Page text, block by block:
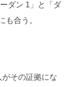
ダン 1」と「ダ
も合う。
その証拠にな